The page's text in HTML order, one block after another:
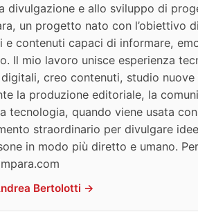
divulgazione e allo sviluppo di
un progetto nato con l’obiettivo
e contenuti capaci di informare,
Il mio lavoro unisce esperienza
creo contenuti, studio nuove
la produzione editoriale, la
tecnologia, quando viene usata
straordinario per divulgare
in modo più diretto e umano.
Bertolotti →